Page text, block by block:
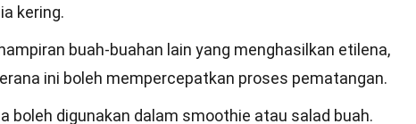
kering.
buah-buahan lain yang menghasilkan etilena,
ini boleh mempercepatkan proses pematangan.
boleh digunakan dalam smoothie atau salad buah.